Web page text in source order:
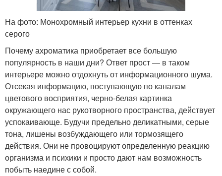
На фото: Монохромный интерьер кухни в оттенках
серого
Почему ахроматика приобретает все большую
популярность в наши дни? Ответ прост — в таком
интерьере можно отдохнуть от информационного шума.
Отсекая информацию, поступающую по каналам
цветового восприятия, черно-белая картинка
окружающего нас рукотворного пространства, действует
успокаивающе. Будучи предельно деликатными, серые
тона, лишены возбуждающего или тормозящего
действия. Они не провоцируют определенную реакцию
организма и психики и просто дают нам возможность
побыть наедине с собой.